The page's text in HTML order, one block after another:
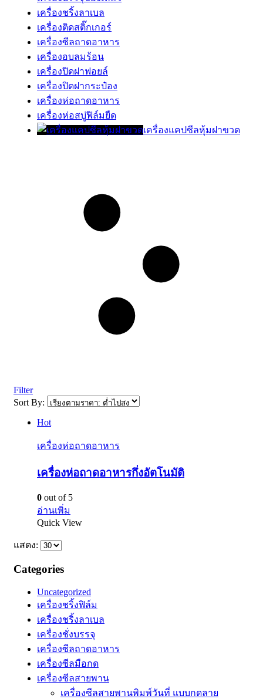
เครื่องชริ้งลาเบล
เครื่องติดสติ๊กเกอร์
เครื่องซีลถาดอาหาร
เครื่องอบลมร้อน
เครื่องปิดฝาฟอยล์
เครื่องปิดฝากระป๋อง
เครื่องห่อถาดอาหาร
เครื่องห่อสบู่ฟิล์มยืด
เครื่องแคปซีลหุ้มฝาขวด
Filter
Sort By:
Hot
เครื่องห่อถาดอาหาร
เครื่องห่อถาดอาหารกึ่งอัตโนมัติ
0 out of 5
อ่านเพิ่ม
Quick View
แสดง:
Categories
Uncategorized
เครื่องชริ้งฟิล์ม
เครื่องชริ้งลาเบล
เครื่องชั่งบรรจุ
เครื่องซีลถาดอาหาร
เครื่องซีลมือกด
เครื่องซีลสายพาน
เครื่องซีลสายพานพิมพ์วันที่ แบบกดลาย